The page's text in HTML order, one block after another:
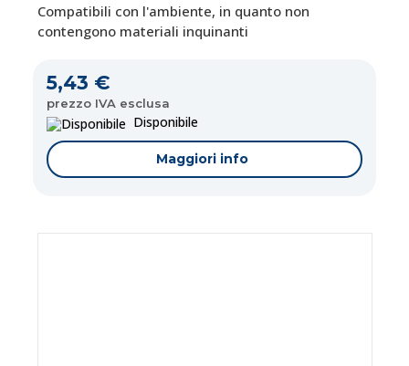
Compatibili con l'ambiente, in quanto non
contengono materiali inquinanti
5,43 €
prezzo IVA esclusa
Disponibile
Maggiori info